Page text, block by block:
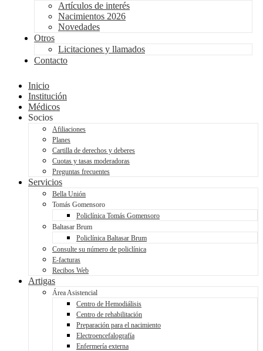
Artículos de interés
Nacimientos 2026
Novedades
Otros
Licitaciones y llamados
Contacto
Inicio
Institución
Médicos
Socios
Afiliaciones
Planes
Cartilla de derechos y deberes
Cuotas y tasas moderadoras
Preguntas frecuentes
Servicios
Bella Unión
Tomás Gomensoro
Policlínica Tomás Gomensoro
Baltasar Brum
Policlínica Baltasar Brum
Consulte su número de policlínica
E-facturas
Recibos Web
Artigas
Área Asistencial
Centro de Hemodiálisis
Centro de rehabilitación
Preparación para el nacimiento
Electroencefalografía
Enfermería externa